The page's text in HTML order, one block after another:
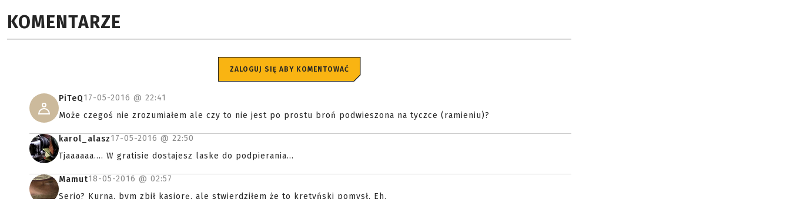
KOMENTARZE
ZALOGUJ SIĘ ABY KOMENTOWAĆ
PiTeQ17-05-2016 @ 22:41
Może czegoś nie zrozumiałem ale czy to nie jest po prostu broń podwieszona na tyczce (ramieniu)?
karol_alasz17-05-2016 @ 22:50
Tjaaaaaa.... W gratisie dostajesz laske do podpierania...
Mamut18-05-2016 @ 02:57
Serio? Kurna, bym zbił kasiorę, ale stwierdziłem że to kretyński pomysł. Eh.